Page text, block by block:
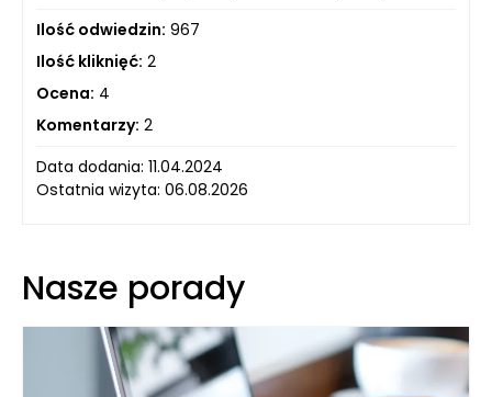
Ilość odwiedzin: 967
Ilość kliknięć: 2
Ocena: 4
Komentarzy: 2
Data dodania: 11.04.2024
Ostatnia wizyta: 06.08.2026
Nasze porady